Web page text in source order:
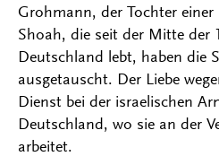
Grohmann, der Tochter einer
Shoah, die seit der Mitte der
Deutschland lebt, haben die
ausgetauscht. Der Liebe
Dienst bei der israelischen
Deutschland, wo sie an der
arbeitet.